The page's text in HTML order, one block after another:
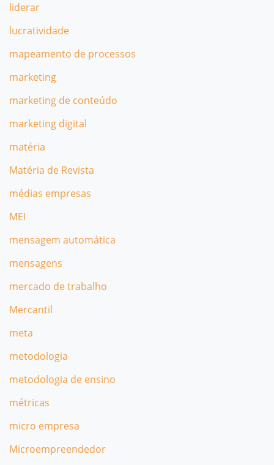
liderar
lucratividade
mapeamento de processos
marketing
marketing de conteúdo
marketing digital
matéria
Matéria de Revista
médias empresas
MEI
mensagem automática
mensagens
mercado de trabalho
Mercantil
meta
metodologia
metodologia de ensino
métricas
micro empresa
Microempreendedor